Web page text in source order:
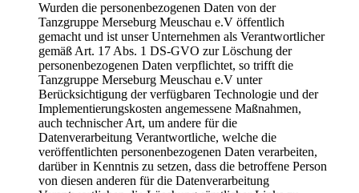
Wurden die personenbezogenen Daten von der
Tanzgruppe Merseburg Meuschau e.V öffentlich
gemacht und ist unser Unternehmen als Verantwortlicher
gemäß Art. 17 Abs. 1 DS-GVO zur Löschung der
personenbezogenen Daten verpflichtet, so trifft die
Tanzgruppe Merseburg Meuschau e.V unter
Berücksichtigung der verfügbaren Technologie und der
Implementierungskosten angemessene Maßnahmen,
auch technischer Art, um andere für die
Datenverarbeitung Verantwortliche, welche die
veröffentlichten personenbezogenen Daten verarbeiten,
darüber in Kenntnis zu setzen, dass die betroffene Person
von diesen anderen für die Datenverarbeitung